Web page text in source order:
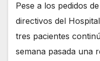
Pese a los pedidos
directivos del
tres pacientes
semana pasada una